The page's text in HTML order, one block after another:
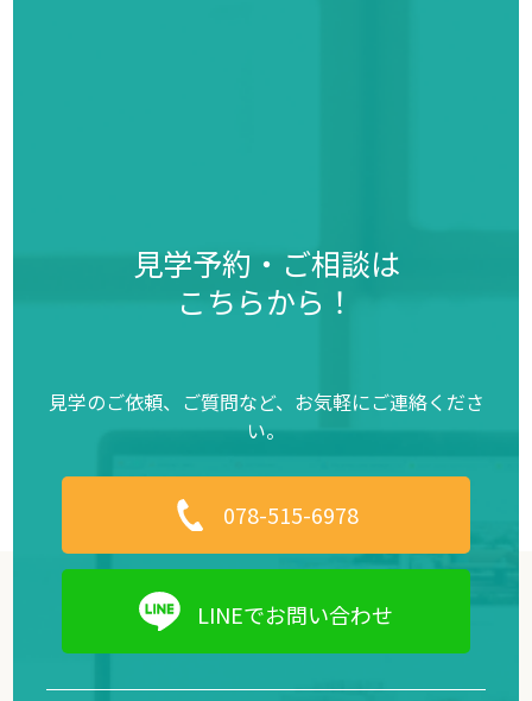
見学予約・ご相談は
こちらから！
見学のご依頼、ご質問など、お気軽にご連絡くださ
い。
078-515-6978
LINEでお問い合わせ